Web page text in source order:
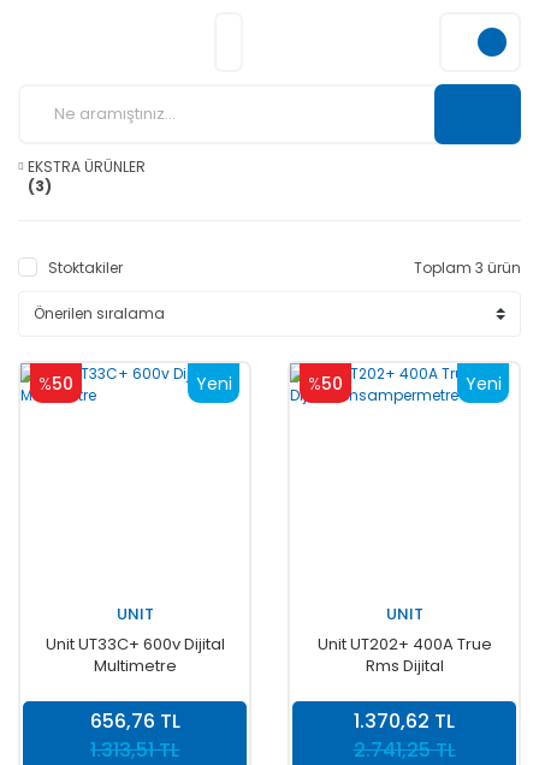
EKSTRA ÜRÜNLER
(3)
Stoktakiler Toplam 3 ürün
Yeni
%50
UNIT
Unit UT33C+ 600v Dijital
Multimetre
1.313,51 TL
656,76 TL
Yeni
%50
UNIT
Unit UT202+ 400A True
Rms Dijital
2.741,25 TL
1.370,62 TL